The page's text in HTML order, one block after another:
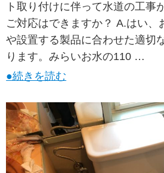
ト取り付けに伴って水道の工事
ご対応はできますか？ A.はい、
や設置する製品に合わせた適切
ります。みらいお水の110 …
●続きを読む